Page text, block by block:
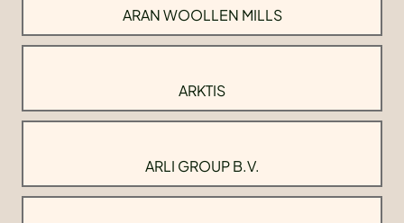
ARAN WOOLLEN MILLS
ARKTIS
ARLI GROUP B.V.